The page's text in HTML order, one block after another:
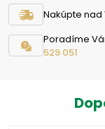
Nakúpte nad
Poradíme
529 051